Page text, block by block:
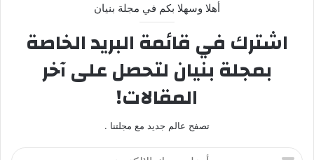
أهلا وسهلا بكم في مجلة بنيان
اشترك في قائمة البريد الخاصة
بمجلة بنيان لتحصل على آخر
المقالات!
تصفح عالم جديد مع مجلتنا .
أدخل